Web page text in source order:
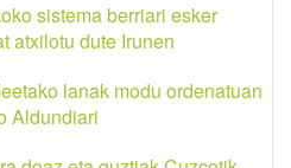
sistema berriari esker
atxilotu dute Irunen
lanak modu ordenatuan
Aldundiari